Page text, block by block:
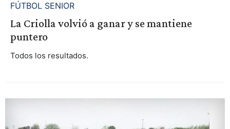
FÚTBOL SENIOR
La Criolla volvió a ganar y se mantiene
puntero
Todos los resultados.